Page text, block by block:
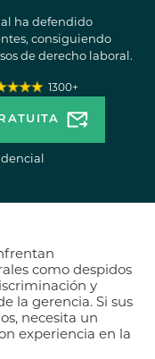
ha defendido
consiguiendo
de derecho laboral.
1300+
como despidos
y
la gerencia. Si sus
necesita un
experiencia en la